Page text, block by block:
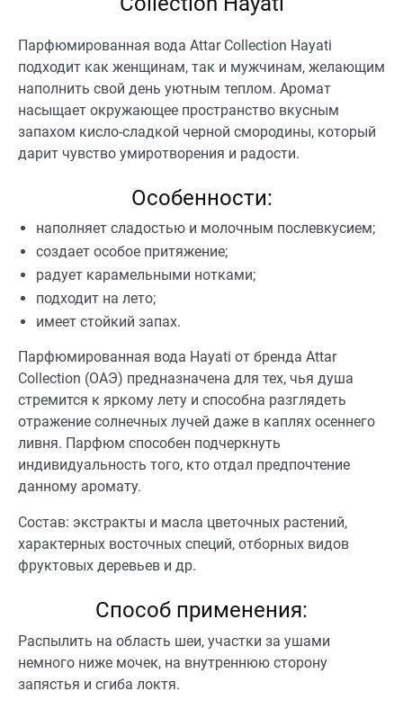
Парфюмированная вода Attar Collection Hayati
подходит как женщинам, так и мужчинам, желающим
наполнить свой день уютным теплом. Аромат
насыщает окружающее пространство вкусным
запахом кисло-сладкой черной смородины, который
дарит чувство умиротворения и радости.
Особенности:
наполняет сладостью и молочным послевкусием;
создает особое притяжение;
радует карамельными нотками;
подходит на лето;
имеет стойкий запах.
Парфюмированная вода Hayati от бренда Attar
Collection (ОАЭ) предназначена для тех, чья душа
стремится к яркому лету и способна разглядеть
отражение солнечных лучей даже в каплях осеннего
ливня. Парфюм способен подчеркнуть
индивидуальность того, кто отдал предпочтение
данному аромату.
Состав: экстракты и масла цветочных растений,
характерных восточных специй, отборных видов
фруктовых деревьев и др.
Способ применения:
Распылить на область шеи, участки за ушами
немного ниже мочек, на внутреннюю сторону
запястья и сгиба локтя.